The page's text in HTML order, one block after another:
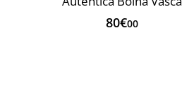
80€00